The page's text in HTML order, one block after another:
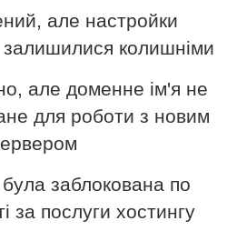
але настройки
залишилися колишніми
але доменне ім'я не
для роботи з новим
заблокована по
за послуги хостингу